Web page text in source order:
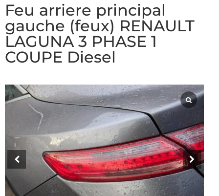
Feu arriere principal
gauche (feux) RENAULT
LAGUNA 3 PHASE 1
COUPE Diesel